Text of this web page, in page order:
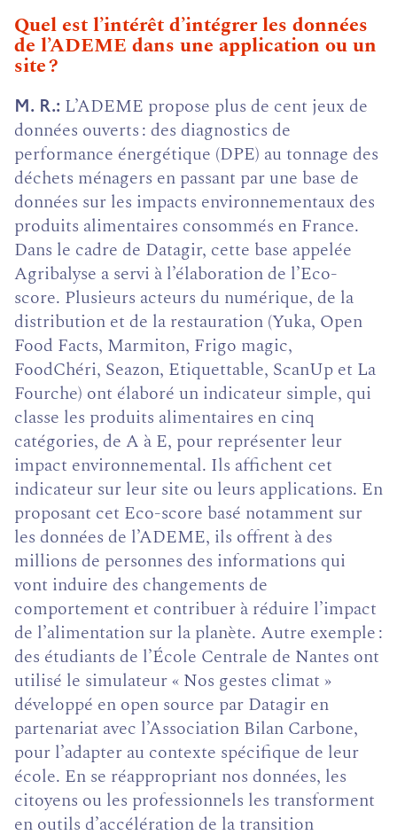
Quel est l’intérêt d’intégrer les données
de l’ADEME dans une application ou un
site ?
M. R. L’ADEME propose plus de cent jeux de
données ouverts : des diagnostics de
performance énergétique (DPE) au tonnage des
déchets ménagers en passant par une base de
données sur les impacts environnementaux des
produits alimentaires consommés en France.
Dans le cadre de Datagir, cette base appelée
Agribalyse a servi à l’élaboration de l’Eco-
score. Plusieurs acteurs du numérique, de la
distribution et de la restauration (Yuka, Open
Food Facts, Marmiton, Frigo magic,
FoodChéri, Seazon, Etiquettable, ScanUp et La
Fourche) ont élaboré un indicateur simple, qui
classe les produits alimentaires en cinq
catégories, de A à E, pour représenter leur
impact environnemental. Ils affichent cet
indicateur sur leur site ou leurs applications. En
proposant cet Eco-score basé notamment sur
les données de l’ADEME, ils offrent à des
millions de personnes des informations qui
vont induire des changements de
comportement et contribuer à réduire l’impact
de l’alimentation sur la planète. Autre exemple :
des étudiants de l’École Centrale de Nantes ont
utilisé le simulateur « Nos gestes climat »
développé en open source par Datagir en
partenariat avec l’Association Bilan Carbone,
pour l’adapter au contexte spécifique de leur
école. En se réappropriant nos données, les
citoyens ou les professionnels les transforment
en outils d’accélération de la transition